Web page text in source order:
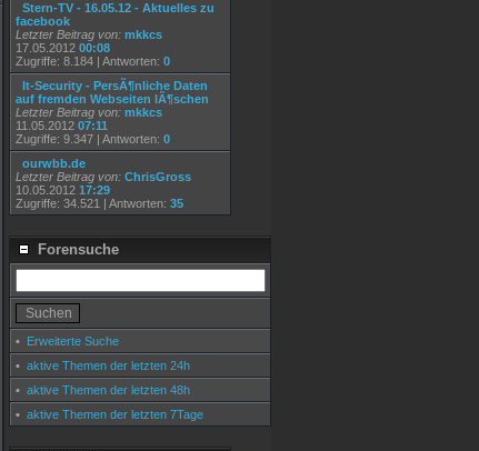
Stern-TV - 16.05.12 - Aktuelles zu
facebook
Letzter Beitrag von: mkkcs
17.05.2012 00:08
Zugriffe: 8.184 | Antworten: 0
It-Security - PersÃ¶nliche Daten
auf fremden Webseiten lÃ¶schen
Letzter Beitrag von: mkkcs
11.05.2012 07:11
Zugriffe: 9.347 | Antworten: 0
ourwbb.de
Letzter Beitrag von: ChrisGross
10.05.2012 17:29
Zugriffe: 34.521 | Antworten: 35
Forensuche
• Erweiterte Suche
• aktive Themen der letzten 24h
• aktive Themen der letzten 48h
• aktive Themen der letzten 7Tage